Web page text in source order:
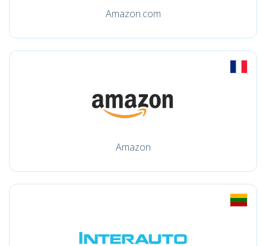
Amazon.com
Amazon